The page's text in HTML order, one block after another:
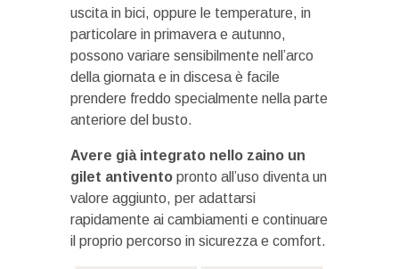
uscita in bici, oppure le temperature, in
particolare in primavera e autunno,
possono variare sensibilmente nell’arco
della giornata e in discesa è facile
prendere freddo specialmente nella parte
anteriore del busto.
Avere già integrato nello zaino un
gilet antivento pronto all’uso diventa un
valore aggiunto, per adattarsi
rapidamente ai cambiamenti e continuare
il proprio percorso in sicurezza e comfort.